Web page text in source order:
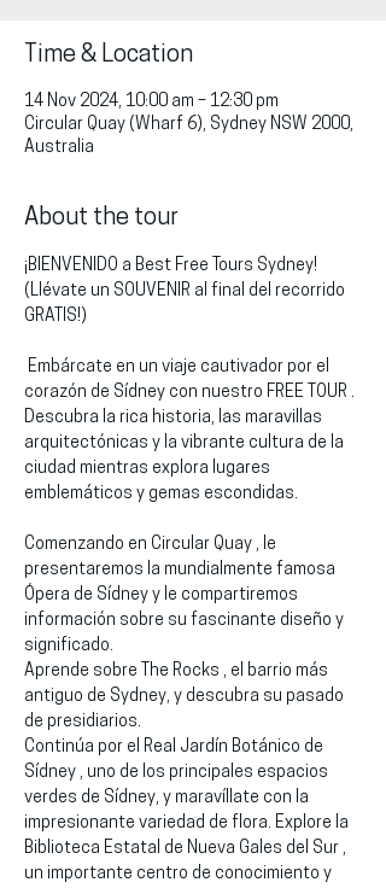
Time & Location
14 Nov 2024, 10:00 am – 12:30 pm
Circular Quay (Wharf 6), Sydney NSW 2000,
Australia
About the tour
¡BIENVENIDO a Best Free Tours Sydney!
(Llévate un SOUVENIR al final del recorrido
GRATIS!)
corazón de Sídney con nuestro FREE TOUR .
Descubra la rica historia, las maravillas
arquitectónicas y la vibrante cultura de la
ciudad mientras explora lugares
emblemáticos y gemas escondidas.
Comenzando en Circular Quay , le
presentaremos la mundialmente famosa
Ópera de Sídney y le compartiremos
información sobre su fascinante diseño y
significado.
Aprende sobre The Rocks , el barrio más
antiguo de Sydney, y descubra su pasado
de presidiarios.
Continúa por el Real Jardín Botánico de
Sídney , uno de los principales espacios
verdes de Sídney, y maravíllate con la
impresionante variedad de flora. Explore la
Biblioteca Estatal de Nueva Gales del Sur ,
un importante centro de conocimiento y